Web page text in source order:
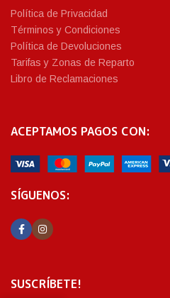
Política de Privacidad
Términos y Condiciones
Política de Devoluciones
Tarifas y Zonas de Reparto
Libro de Reclamaciones
ACEPTAMOS PAGOS CON:
SÍGUENOS:
SUSCRÍBETE!